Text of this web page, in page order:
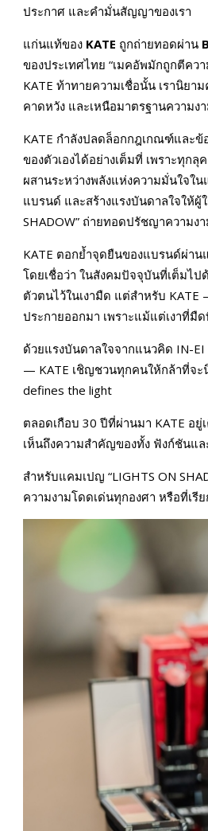
ประกาศ และคำมั่นสัญญาของเรา
แก่นแท้ของ KATE ถูกถ่ายทอดผ่าน
ของประเทศไทย “เมคอัพมักถูกตีคว
KATE ท้าทายความเชื่อนั้น เรานิย
คาดหวัง และเหนือมาตรฐานความ
KATE กำลังปลดล็อกกฎเกณฑ์และข้
ของตัวเองได้อย่างเต็มที่ เพราะทุ
ผสานระหว่างพลังแห่งความมั่นใจใ
แบรนด์ และสร้างแรงบันดาลใจให้ผู้
SHADOW” ถ่ายทอดปรัชญาความ
KATE ตอกย้ำจุดยืนของแบรนด์ผ่านแ
โดยเชื่อว่า ในสังคมปัจจุบันที่เต็มไ
ตัวตนไว้ในเงามืด แต่สำหรับ
ประกายออกมา เพราะแม้แต่เงาที่มื
ด้วยแรงบันดาลใจจากแนวคิด IN-
— KATE เชิญชวนทุกคนให้กล้าที่จะ
defines the light
ตลอดเกือบ 30 ปีที่ผ่านมา KATE อยู่
เห็นถึงความสำคัญของทั้ง ฟังก์ชันแ
สำหรับแคมเปญ “LIGHTS ON
ความงามโดดเด่นทุกองศา หรือที่เรีย